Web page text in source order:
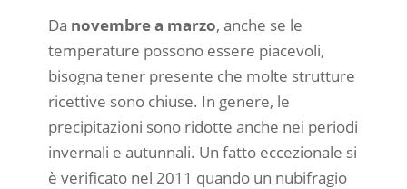
Da novembre a marzo, anche se le
temperature possono essere piacevoli,
bisogna tener presente che molte strutture
ricettive sono chiuse. In genere, le
precipitazioni sono ridotte anche nei periodi
invernali e autunnali. Un fatto eccezionale si
è verificato nel 2011 quando un nubifragio